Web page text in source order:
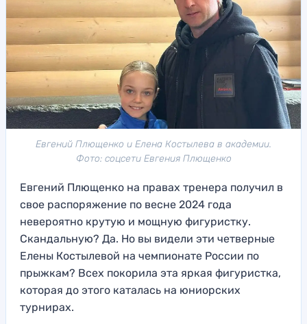
Евгений Плющенко и Елена Костылева в академии.
Фото: соцсети Евгения Плющенко
Евгений Плющенко на правах тренера получил в
свое распоряжение по весне 2024 года
невероятно крутую и мощную фигуристку.
Скандальную? Да. Но вы видели эти четверные
Елены Костылевой на чемпионате России по
прыжкам? Всех покорила эта яркая фигуристка,
которая до этого каталась на юниорских
турнирах.